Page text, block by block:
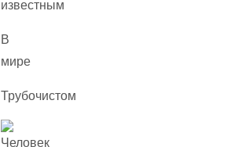
известным
В
мире
Трубочистом